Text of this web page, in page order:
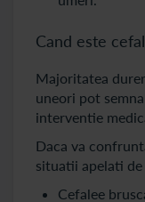
Cand este
Majoritatea
uneori pot
interventie
Daca va
situatii apelati
Cefalee